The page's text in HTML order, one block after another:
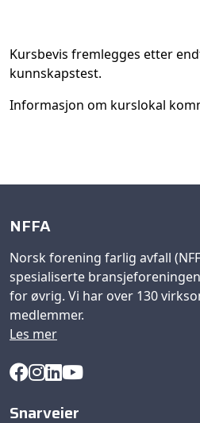
Kursbevis fremlegges etter
kunnskapstest.
Informasjon om kurslokal
NFFA
Norsk forening farlig avfall
spesialiserte
for øvrig. Vi har over 130
medlemmer.
Les mer
Snarveier